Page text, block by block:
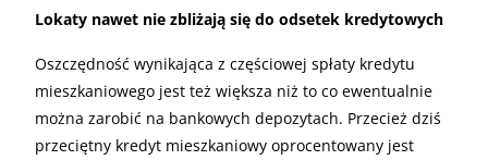
Lokaty nawet nie zbliżają się do odsetek kredytowych
Oszczędność wynikająca z częściowej spłaty kredytu
mieszkaniowego jest też większa niż to co ewentualnie
można zarobić na bankowych depozytach. Przecież dziś
przeciętny kredyt mieszkaniowy oprocentowany jest